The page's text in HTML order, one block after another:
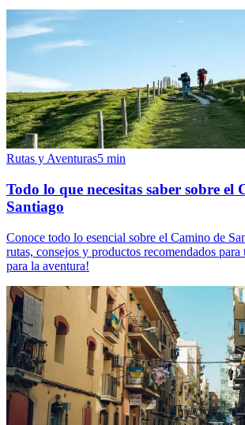
Rutas y Aventuras5 min
Todo lo que necesitas saber sobre el
Santiago
Conoce todo lo esencial sobre el Camino de
rutas, consejos y productos recomendados para
para la aventura!